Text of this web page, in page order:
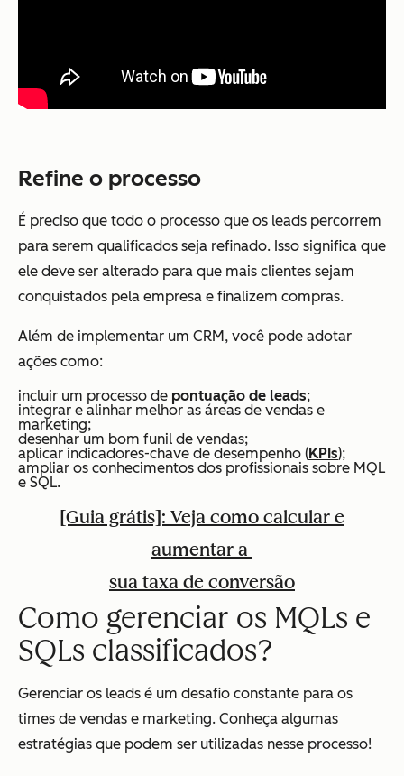
Refine o processo
É preciso que todo o processo que os leads percorrem
para serem qualificados seja refinado. Isso significa que
ele deve ser alterado para que mais clientes sejam
conquistados pela empresa e finalizem compras.
Além de implementar um CRM, você pode adotar
ações como:
incluir um processo de pontuação de leads;
integrar e alinhar melhor as áreas de vendas e
marketing;
desenhar um bom funil de vendas;
aplicar indicadores-chave de desempenho (KPIs);
ampliar os conhecimentos dos profissionais sobre MQL
e SQL.
[Guia grátis]: Veja como calcular e
aumentar a
sua taxa de conversão
Como gerenciar os MQLs e
SQLs classificados?
Gerenciar os leads é um desafio constante para os
times de vendas e marketing. Conheça algumas
estratégias que podem ser utilizadas nesse processo!